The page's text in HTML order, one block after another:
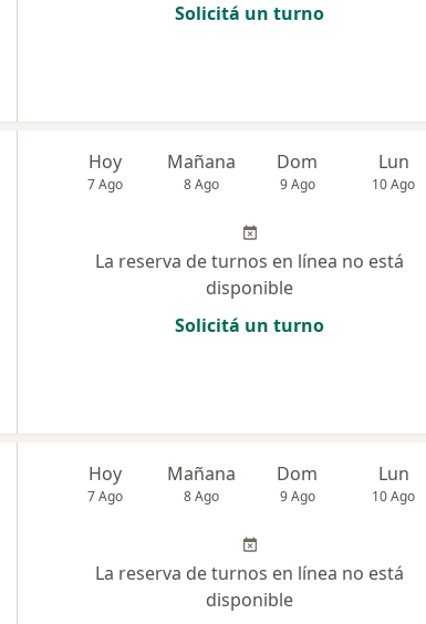
Solicitá un turno
Hoy
7 Ago
Mañana
8 Ago
Dom
9 Ago
Lun
10 Ago
La reserva de turnos en línea no está
disponible
Solicitá un turno
Hoy
7 Ago
Mañana
8 Ago
Dom
9 Ago
Lun
10 Ago
La reserva de turnos en línea no está
disponible